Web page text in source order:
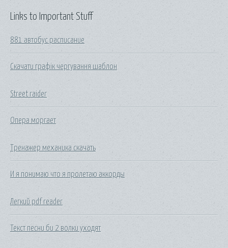
Links to Important Stuff
881 автобус расписание
Скачати графік чергування шаблон
Street raider
Опера моргает
Тренажер механика скачать
И я понимаю что я пролетаю аккорды
Легкий pdf reader
Текст песни би 2 волки уходят